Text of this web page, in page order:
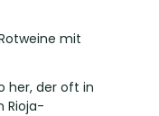
mit
her, der oft in
Rioja-